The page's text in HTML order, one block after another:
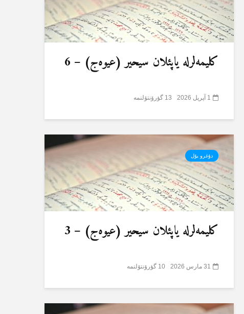
کلیمەلرلە یاپئلان سیحیر (عیوەج) – 6
1 آپریل 2026 13 گؤرۆنتۆلنمە
دۇغرو یۇل
کلیمەلرلە یاپئلان سیحیر (عیوەج) – 3
31 مارس 2026 10 گؤرۆنتۆلنمە